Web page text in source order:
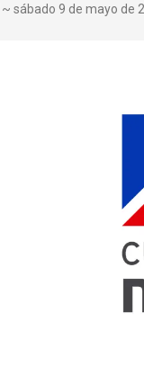
~ sábado 9 de mayo de